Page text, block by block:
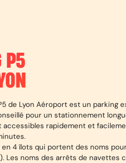
P5
de Lyon Aéroport est un parking
pour un stationnement
accessibles rapidement et
4 îlots qui portent des noms
Les noms des arrêts de navettes